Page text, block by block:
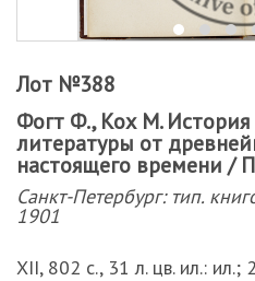
Лот №388
Фогт Ф., Кох М.
литературы от
настоящего времени /
Санкт-Петербург: тип.
1901
XII, 802 с., 31 л. цв. ил.: ил.;